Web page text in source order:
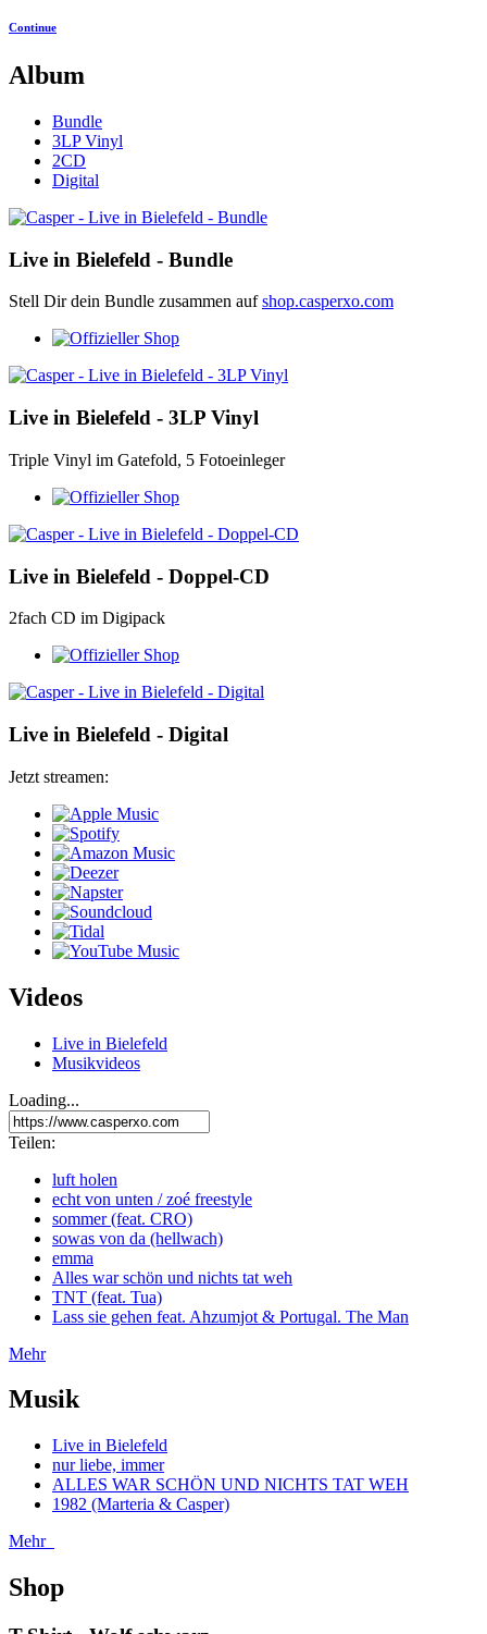
Continue
Album
Bundle
3LP Vinyl
2CD
Digital
Live in Bielefeld - Bundle
Stell Dir dein Bundle zusammen aufshop.casperxo.com
Live in Bielefeld - 3LP Vinyl
Triple Vinyl im Gatefold, 5 Fotoeinleger
Live in Bielefeld - Doppel-CD
2fach CD im Digipack
Live in Bielefeld - Digital
Jetzt streamen:
Videos
Live in Bielefeld
Musikvideos
Loading...
Teilen:
luft holen
echt von unten / zoé freestyle
sommer (feat. CRO)
sowas von da (hellwach)
emma
Alles war schön und nichts tat weh
TNT (feat. Tua)
Lass sie gehen feat. Ahzumjot & Portugal. The Man
Mehr
Musik
Live in Bielefeld
nur liebe, immer
ALLES WAR SCHÖN UND NICHTS TAT WEH
1982 (Marteria & Casper)
Mehr
Shop